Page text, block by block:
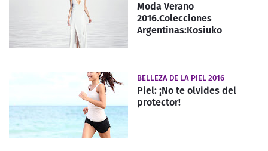
Moda Verano
2016.Colecciones
Argentinas:Kosiuko
BELLEZA DE LA PIEL 2016
Piel: ¡No te olvides del
protector!